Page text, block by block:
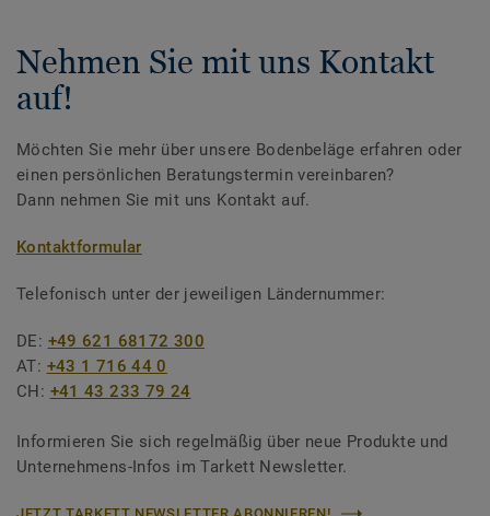
Nehmen Sie mit uns Kontakt
auf!
Möchten Sie mehr über unsere Bodenbeläge erfahren oder
einen persönlichen Beratungstermin vereinbaren?
Dann nehmen Sie mit uns Kontakt auf.
Kontaktformular
Telefonisch unter der jeweiligen Ländernummer:
DE: +49 621 68172 300
AT: +43 1 716 44 0
CH: +41 43 233 79 24
Informieren Sie sich regelmäßig über neue Produkte und
Unternehmens-Infos im Tarkett Newsletter.